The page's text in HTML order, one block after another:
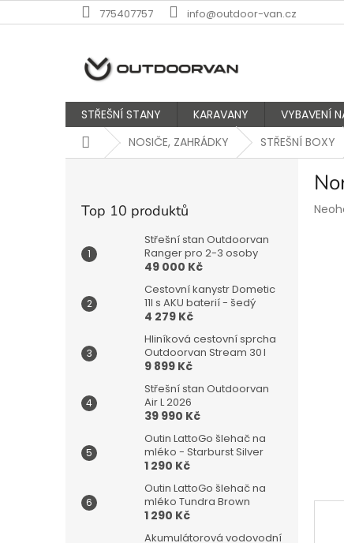
na
775407757 info@outdoor-van.cz
STŘEŠNÍ STANY KARAVANY VYBAVENÍ
DomůNOSIČE, ZAHRÁDKY STŘEŠNÍ BOXY
Top 10 produktů
Střešní stan Outdoorvan
Ranger pro 2-3 osoby
49 000 Kč
Cestovní kanystr Dometic
11l s AKU baterií - šedý
4 279 Kč
Hliníková cestovní sprcha
Outdoorvan Stream 30 l
9 899 Kč
Střešní stan Outdoorvan
Air L 2026
39 990 Kč
Outin LattoGo šlehač na
mléko - Starburst Silver
1 290 Kč
Outin LattoGo šlehač na
mléko Tundra Brown
1 290 Kč
Akumulátorová vodovodní